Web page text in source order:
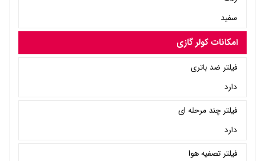
سفید
امکانات کولر گازی
فیلتر ضد باتری
دارد
فیلتر چند مرحله ای
دارد
فیلتر تصفیه هوا